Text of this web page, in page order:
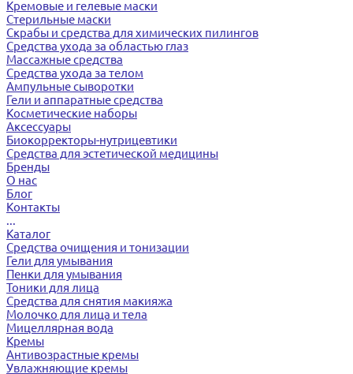
Кремовые и гелевые маски
Стерильные маски
Скрабы и средства для химических пилингов
Средства ухода за областью глаз
Массажные средства
Средства ухода за телом
Ампульные сыворотки
Гели и аппаратные средства
Косметические наборы
Аксессуары
Биокорректоры-нутрицевтики
Средства для эстетической медицины
Бренды
О нас
Блог
Контакты
...
Каталог
Средства очищения и тонизации
Гели для умывания
Пенки для умывания
Тоники для лица
Средства для снятия макияжа
Молочко для лица и тела
Мицеллярная вода
Кремы
Антивозрастные кремы
Увлажняющие кремы